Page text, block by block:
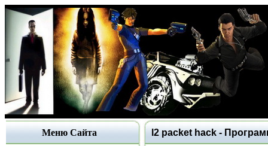
Меню Сайта l2 packet hack -